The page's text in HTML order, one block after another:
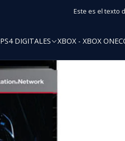
PS4 DIGITALES XBOX - XBOX ONE
Este es el texto
PS3 Digitales PS3 Star